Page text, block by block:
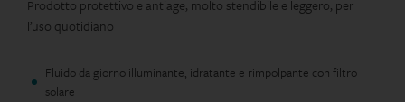
Prodotto protettivo e antiage, molto stendibile e leggero, per
l’uso quotidiano
Fluido da giorno illuminante, idratante e rimpolpante con filtro
solare